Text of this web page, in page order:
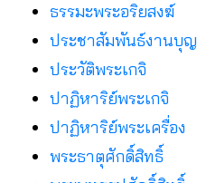
ธรรมะพระอริยสงฆ์
ประชาสัมพันธ์งานบุญ
ประวัติพระเกจิ
ปาฏิหาริย์พระเกจิ
ปาฏิหาริย์พระเครื่อง
พระธาตุศักดิ์สิทธิ์